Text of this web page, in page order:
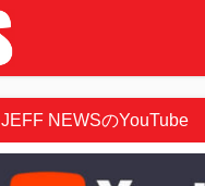
JEFF NEWSのYouTube